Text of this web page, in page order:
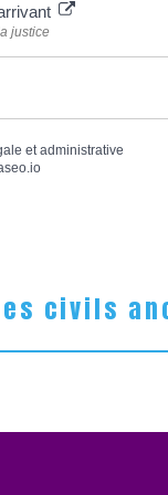
justice
et administrative
civils